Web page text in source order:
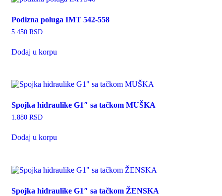
Podizna poluga IMT 542-558
5.450 RSD
Dodaj u korpu
Spojka hidraulike G1″ sa tačkom MUŠKA
1.880 RSD
Dodaj u korpu
Spojka hidraulike G1″ sa tačkom ŽENSKA